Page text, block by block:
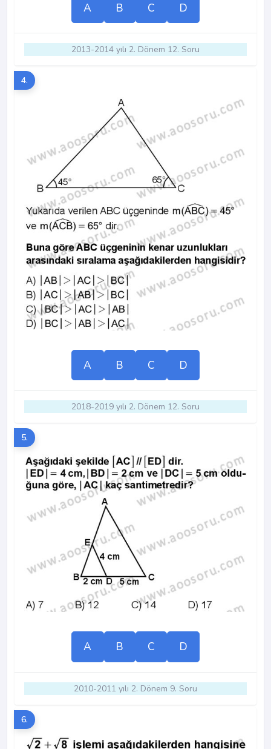
A B C D
2013-2014 yılı 2. Dönem 12. Soru
4.
A B C D
2018-2019 yılı 2. Dönem 12. Soru
5.
A B C D
2010-2011 yılı 2. Dönem 9. Soru
6.